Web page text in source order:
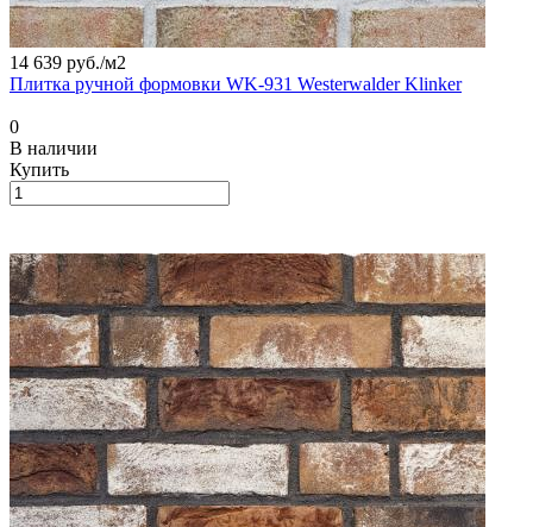
14 639 руб./м2
Плитка ручной формовки WK-931 Westerwalder Klinker
0
В наличии
Купить